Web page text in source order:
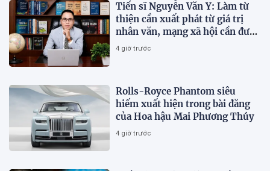
Tiến sĩ Nguyễn Văn Y: Làm từ
thiện cần xuất phát từ giá trị
nhân văn, mạng xã hội cần được
sử dụng bằng văn hóa và trách
4 giờ trước
Rolls-Royce Phantom siêu
hiếm xuất hiện trong bài đăng
của Hoa hậu Mai Phương Thúy
4 giờ trước